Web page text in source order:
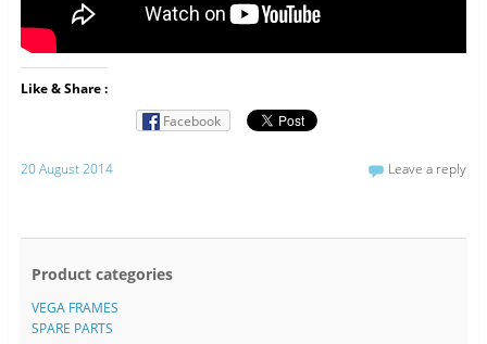
Like & Share :
Facebook
20 August 2014 Leave a reply
Product categories
VEGA FRAMES
SPARE PARTS